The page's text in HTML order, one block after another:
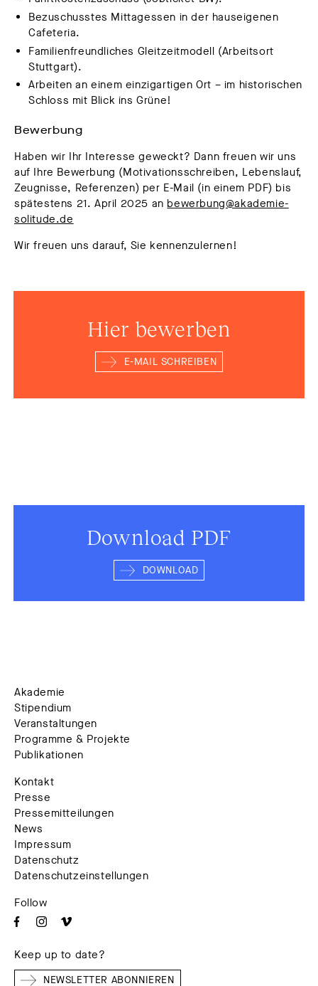
Bezuschusstes Mittagessen in der hauseigenen
Cafeteria.
Familienfreundliches Gleitzeitmodell (Arbeitsort
Stuttgart).
Arbeiten an einem einzigartigen Ort – im historischen
Schloss mit Blick ins Grüne!
Bewerbung
Haben wir Ihr Interesse geweckt? Dann freuen wir uns
auf Ihre Bewerbung (Motivationsschreiben, Lebenslauf,
Zeugnisse, Referenzen) per E-Mail (in einem PDF) bis
spätestens 21. April 2025 an bewerbung@akademie-
solitude.de
Wir freuen uns darauf, Sie kennenzulernen!
Hier bewerben
E-MAIL SCHREIBEN
Download PDF
DOWNLOAD
Akademie
Stipendium
Veranstaltungen
Programme & Projekte
Publikationen
Kontakt
Presse
Pressemitteilungen
News
Impressum
Datenschutz
Datenschutzeinstellungen
Follow
Keep up to date?
NEWSLETTER ABONNIEREN